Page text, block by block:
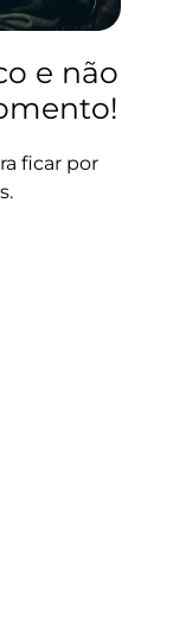
e não
ficar por